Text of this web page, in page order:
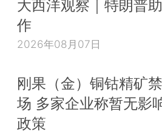
大西洋观察｜特朗普
作
2026年08月07日
刚果（金）铜钴精矿
场 多家企业称暂无影
政策